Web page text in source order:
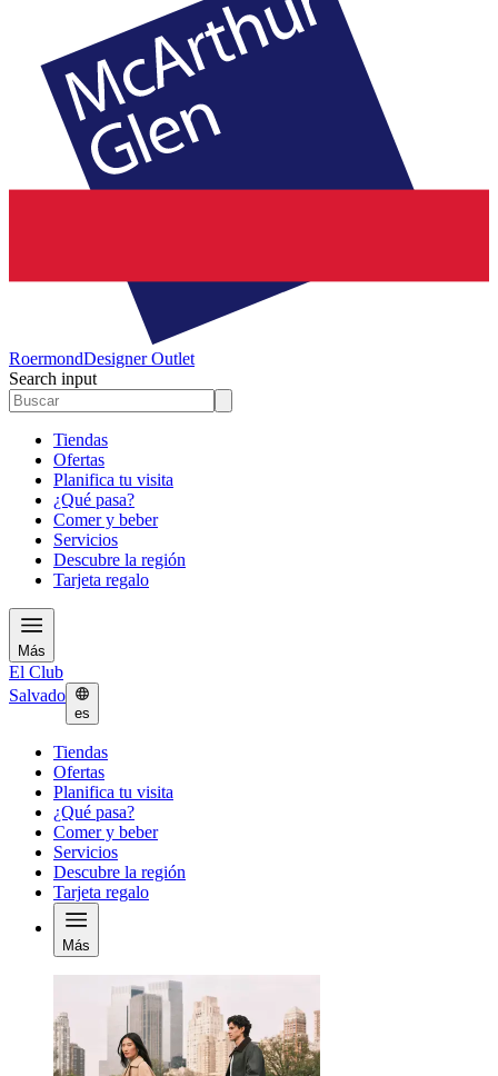
RoermondDesigner Outlet
Search input
Tiendas
Ofertas
Planifica tu visita
¿Qué pasa?
Comer y beber
Servicios
Descubre la región
Tarjeta regalo
Más
El Club
Salvado
es
Tiendas
Ofertas
Planifica tu visita
¿Qué pasa?
Comer y beber
Servicios
Descubre la región
Tarjeta regalo
Más